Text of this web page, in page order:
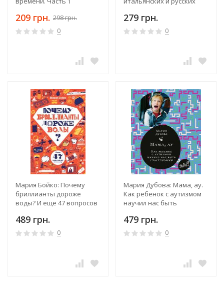
209 грн. 298 грн.
0
279 грн.
0
Мария Бойко: Почему
бриллианты дороже
воды? И еще 47 вопросов
489 грн.
0
Мария Дубова: Мама, ау.
Как ребенок с аутизмом
научил нас быть
479 грн.
0